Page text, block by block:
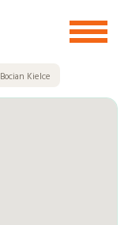
Bocian Kielce